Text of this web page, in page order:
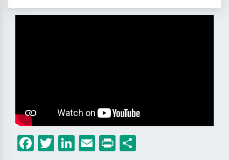
Facebook
Twitter
LinkedIn
Email
Print